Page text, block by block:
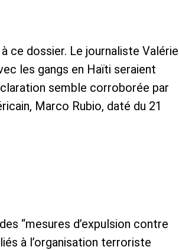
ce dossier. Le journaliste Valérie
les gangs en Haïti seraient
semble corroborée par
Marco Rubio, daté du 21
“mesures d’expulsion contre
à l’organisation terroriste